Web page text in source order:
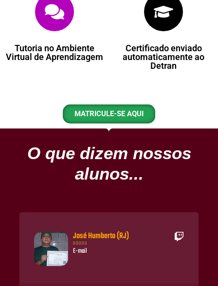
Tutoria no Ambiente
Virtual de Aprendizagem
Certificado enviado
automaticamente ao
Detran
MATRICULE-SE AQUI
O que dizem nossos
alunos...
José Humberto (RJ)
    
E-mail